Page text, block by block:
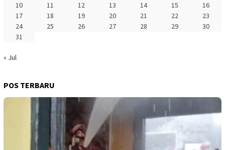
10
11 12 13 14 15
16
17
18 19 20 21 22
23
24
25 26 27 28 29
30
31
« Jul
POS TERBARU